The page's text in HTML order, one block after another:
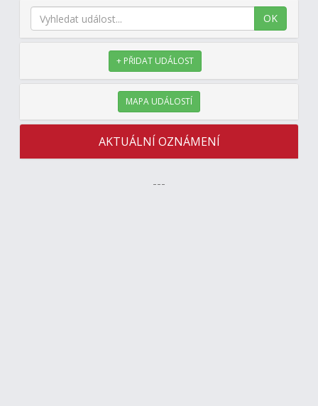
OK
+ PŘIDAT UDÁLOST
MAPA UDÁLOSTÍ
AKTUÁLNÍ OZNÁMENÍ
---